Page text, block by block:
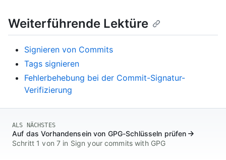
Weiterführende Lektüre
Signieren von Commits
Tags signieren
Fehlerbehebung bei der Commit-Signatur-
Verifizierung
ALS NÄCHSTES
Auf das Vorhandensein von GPG-Schlüsseln prüfen
Schritt 1 von 7 in Sign your commits with GPG